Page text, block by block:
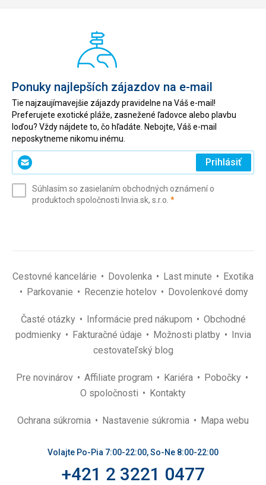
Ponuky najlepších zájazdov na e-mail
Tie najzaujímavejšie zájazdy pravidelne na Váš e-mail!
Preferujete exotické pláže, zasnežené ľadovce alebo plavbu
loďou? Vždy nájdete to, čo hľadáte. Nebojte, Váš e-mail
neposkytneme nikomu inému.
Zadajte
svoj
(povinné)
Prihlásiť
Súhlasím so zasielaním obchodných oznámení o
produktoch spoločnosti Invia.sk, s.r.o. *(povinné)
Cestovné kancelárie Dovolenka Last minute
Exotika
Parkovanie
Recenzie hotelov Dovolenkové domy
Časté otázky Informácie pred nákupom
Obchodné
podmienky
Fakturačné údaje Možnosti platby
Invia
cestovateľský blog
Pre novinárov Affiliate program Kariéra
Pobočky
O spoločnosti
Kontakty
Ochrana súkromia Nastavenie súkromia Mapa webu
Volajte Po-Pia 7:00-22:00, So-Ne 8:00-22:00
+421 2 3221 0477